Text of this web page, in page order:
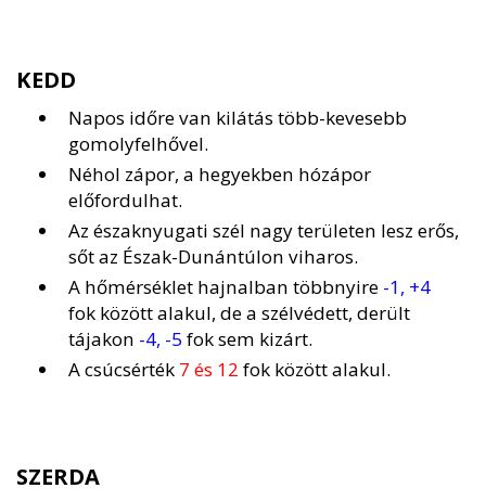
KEDD
Napos időre van kilátás több-kevesebb
gomolyfelhővel.
Néhol zápor, a hegyekben hózápor
előfordulhat.
Az északnyugati szél nagy területen lesz erős,
sőt az Észak-Dunántúlon viharos.
A hőmérséklet hajnalban többnyire -1, +4
fok között alakul, de a szélvédett, derült
tájakon -4, -5 fok sem kizárt.
A csúcsérték 7 és 12 fok között alakul.
SZERDA